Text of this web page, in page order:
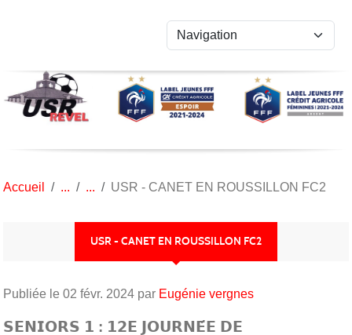
Accueil USR - CANET EN ROUSSILLON FC2
USR - CANET EN ROUSSILLON FC2
Publiée le 02 févr. 2024 par Eugénie vergnes
𝗦𝗘𝗡𝗜𝗢𝗥𝗦 𝟭 : 𝟭𝟮𝗘 𝗝𝗢𝗨𝗥𝗡𝗘́𝗘 𝗗𝗘